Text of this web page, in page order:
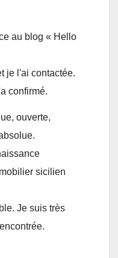
au blog « Hello
je l'ai contactée.
confirmé.
ouverte,
sicilien
Je suis très